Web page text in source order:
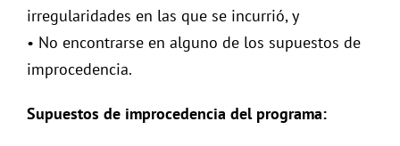
irregularidades en las que se incurrió, y
• No encontrarse en alguno de los supuestos de
improcedencia.
Supuestos de improcedencia del programa: